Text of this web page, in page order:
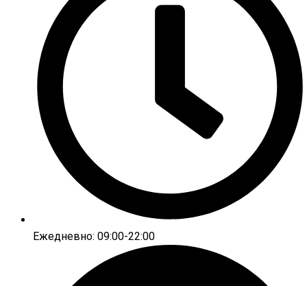
Ежедневно: 09:00-22:00